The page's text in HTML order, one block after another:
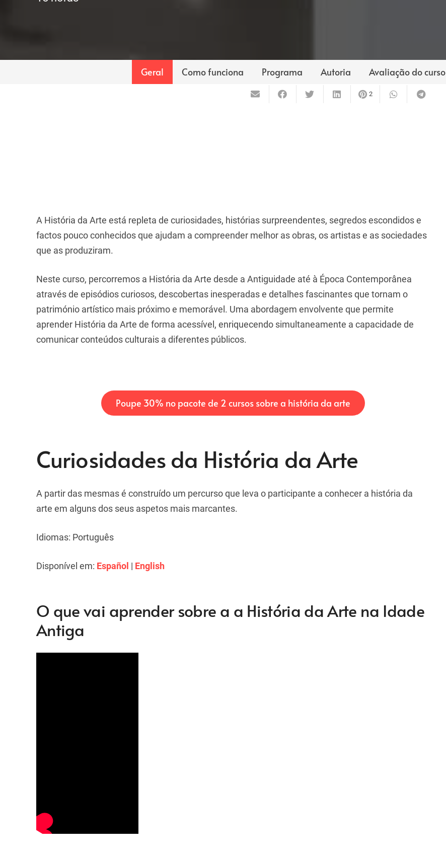
Geral Como funciona Programa Autoria Avaliação do curso
2
A História da Arte está repleta de curiosidades, histórias surpreendentes, segredos escondidos e
factos pouco conhecidos que ajudam a compreender melhor as obras, os artistas e as sociedades
que as produziram.
Neste curso, percorremos a História da Arte desde a Antiguidade até à Época Contemporânea
através de episódios curiosos, descobertas inesperadas e detalhes fascinantes que tornam o
património artístico mais próximo e memorável. Uma abordagem envolvente que permite
aprender História da Arte de forma acessível, enriquecendo simultaneamente a capacidade de
comunicar conteúdos culturais a diferentes públicos.
Poupe 30% no pacote de 2 cursos sobre a história da arte
Curiosidades da História da Arte
A partir das mesmas é construído um percurso que leva o participante a conhecer a história da
arte em alguns dos seus aspetos mais marcantes.
Idiomas: Português
Disponível em: Español | English
O que vai aprender sobre a a História da Arte na Idade
Antiga